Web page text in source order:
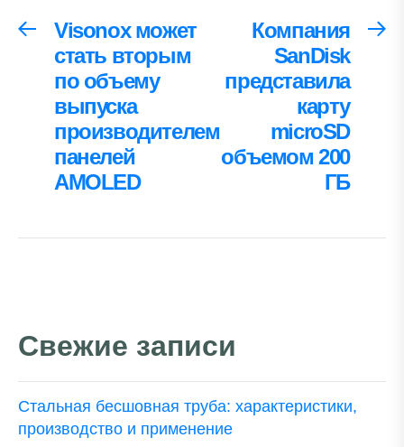
Навигация
записям
Предыдущая
запись:
Visonox может
стать вторым
по объему
выпуска
производителем
панелей
AMOLED
Компания
SanDisk
представила
карту
microSD
объемом 200
ГБ
Свежие записи
Стальная бесшовная труба: характеристики,
производство и применение